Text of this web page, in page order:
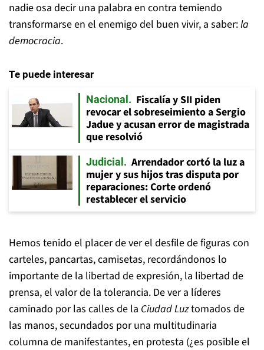
nadie osa decir una palabra en contra temiendo
transformarse en el enemigo del buen vivir, a saber:la
democracia.
Te puede interesar
Nacional
Fiscalía y SII piden
revocar el sobreseimiento a Sergio
Jadue y acusan error de magistrada
que resolvió
Judicial
Arrendador cortó la luz a
mujer y sus hijos tras disputa por
reparaciones: Corte ordenó
restablecer el servicio
Hemos tenido el placer de ver el desfile de figuras con
carteles, pancartas, camisetas, recordándonos lo
importante de la libertad de expresión, la libertad de
prensa, el valor de la tolerancia. De ver a líderes
caminado por las calles de la Ciudad Luztomados de
las manos, secundados por una multitudinaria
columna de manifestantes, en protesta (¿es posible el